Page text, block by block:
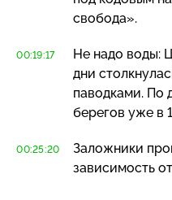
свобода».
00:19:17
Не надо воды:
дни
паводками. По
берегов уже в
00:25:20
Заложники
зависимость